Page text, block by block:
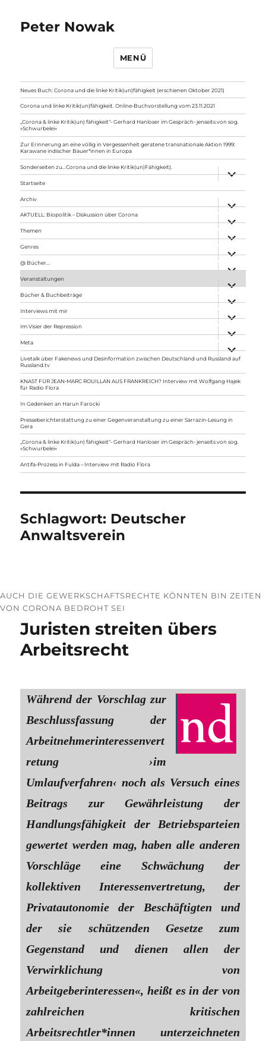
Peter Nowak
MENÜ
Neues Buch: Corona und die linke Kritik(un)fähigkeit (erschienen Oktober 2021)
Corona und linke Kritik(un)fähigkeit. Online-Buchvorstellung vom 23.11.2021
„Corona & linke Kritik(un) fähigkeit“- Gerhard Hanloser im Gespräch- jenseits von sog.
»Schwurbelei«
Zur Erinnerung an eine völlig in Vergessenheit geratene transnationale Aktion 1999:
Karawane indischer Bauer*innen in Europa
Sonderseiten zu…Corona und die linke Kritik(un)Fähigkeit).
anzeigen
Startseite
Archiv
anzeigen
AKTUELL: Biopolitik – Diskussion über Corona
anzeigen
Themen
anzeigen
Genres
anzeigen
@ Bücher…
Veranstaltungen
anzeigen
Bücher & Buchbeiträge
anzeigen
Interviews mit mir
anzeigen
Im Visier der Repression
anzeigen
Meta
anzeigen
Livetalk über Fakenews und Desinformation zwischen Deutschland und Russland auf
Russland.tv
KNAST FÜR JEAN-MARC ROUILLAN AUS FRANKREICH? Interview mit Wolfgang Hajek
für Radio Flora
In Gedenken an Harun Farocki
Presseberichterstattung zu einer Gegenveranstaltung zu einer Sarrazin-Lesung in
Gera
„Corona & linke Kritik(un) fähigkeit“- Gerhard Hanloser im Gespräch- jenseits von sog.
»Schwurbelei«
Antifa-Prozess in Fulda – Interview mit Radio Flora
Schlagwort: Deutscher
Anwaltsverein
AUCH DIE GEWERKSCHAFTSRECHTE KÖNNTEN BIN ZEITEN
VON CORONA BEDROHT SEI
Juristen streiten übers
Arbeitsrecht
Während der Vorschlag zur
Beschlussfassung der
Arbeitnehmerinteressenvert
retung ›im
Umlaufverfahren‹ noch als Versuch eines
Beitrags zur Gewährleistung der
Handlungsfähigkeit der Betriebsparteien
gewertet werden mag, haben alle anderen
Vorschläge eine Schwächung der
kollektiven Interessenvertretung, der
Privatautonomie der Beschäftigten und
der sie schützenden Gesetze zum
Gegenstand und dienen allen der
Verwirklichung von
Arbeitgeberinteressen«, heißt es in der von
zahlreichen kritischen
Arbeitsrechtler*innen unterzeichneten